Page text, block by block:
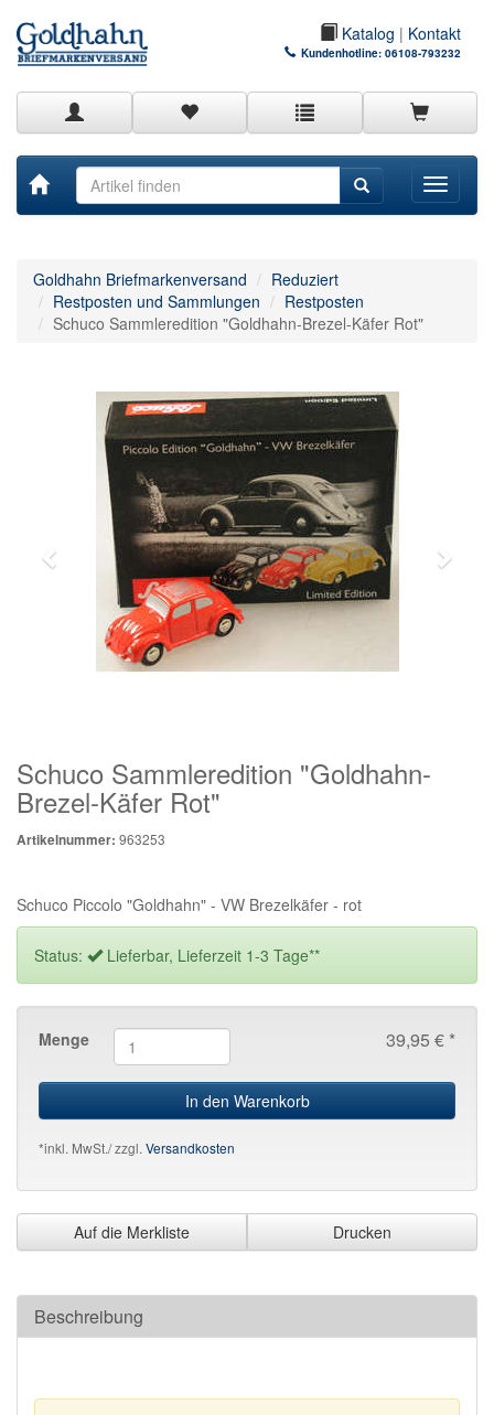
Katalog | Kontakt
Kundenhotline: 06108-793232
Toggle
Goldhahn Briefmarkenversand
Reduziert
Restposten und Sammlungen
Restposten
Schuco Sammleredition "Goldhahn-Brezel-Käfer Rot"
Schuco Sammleredition "Goldhahn-
Brezel-Käfer Rot"
Artikelnummer: 963253
Schuco Piccolo "Goldhahn" - VW Brezelkäfer - rot
Status: Lieferbar, Lieferzeit 1-3 Tage**
39,95 € *
Menge
In den Warenkorb
*inkl. MwSt./ zzgl.Versandkosten
Auf die Merkliste Drucken
Beschreibung